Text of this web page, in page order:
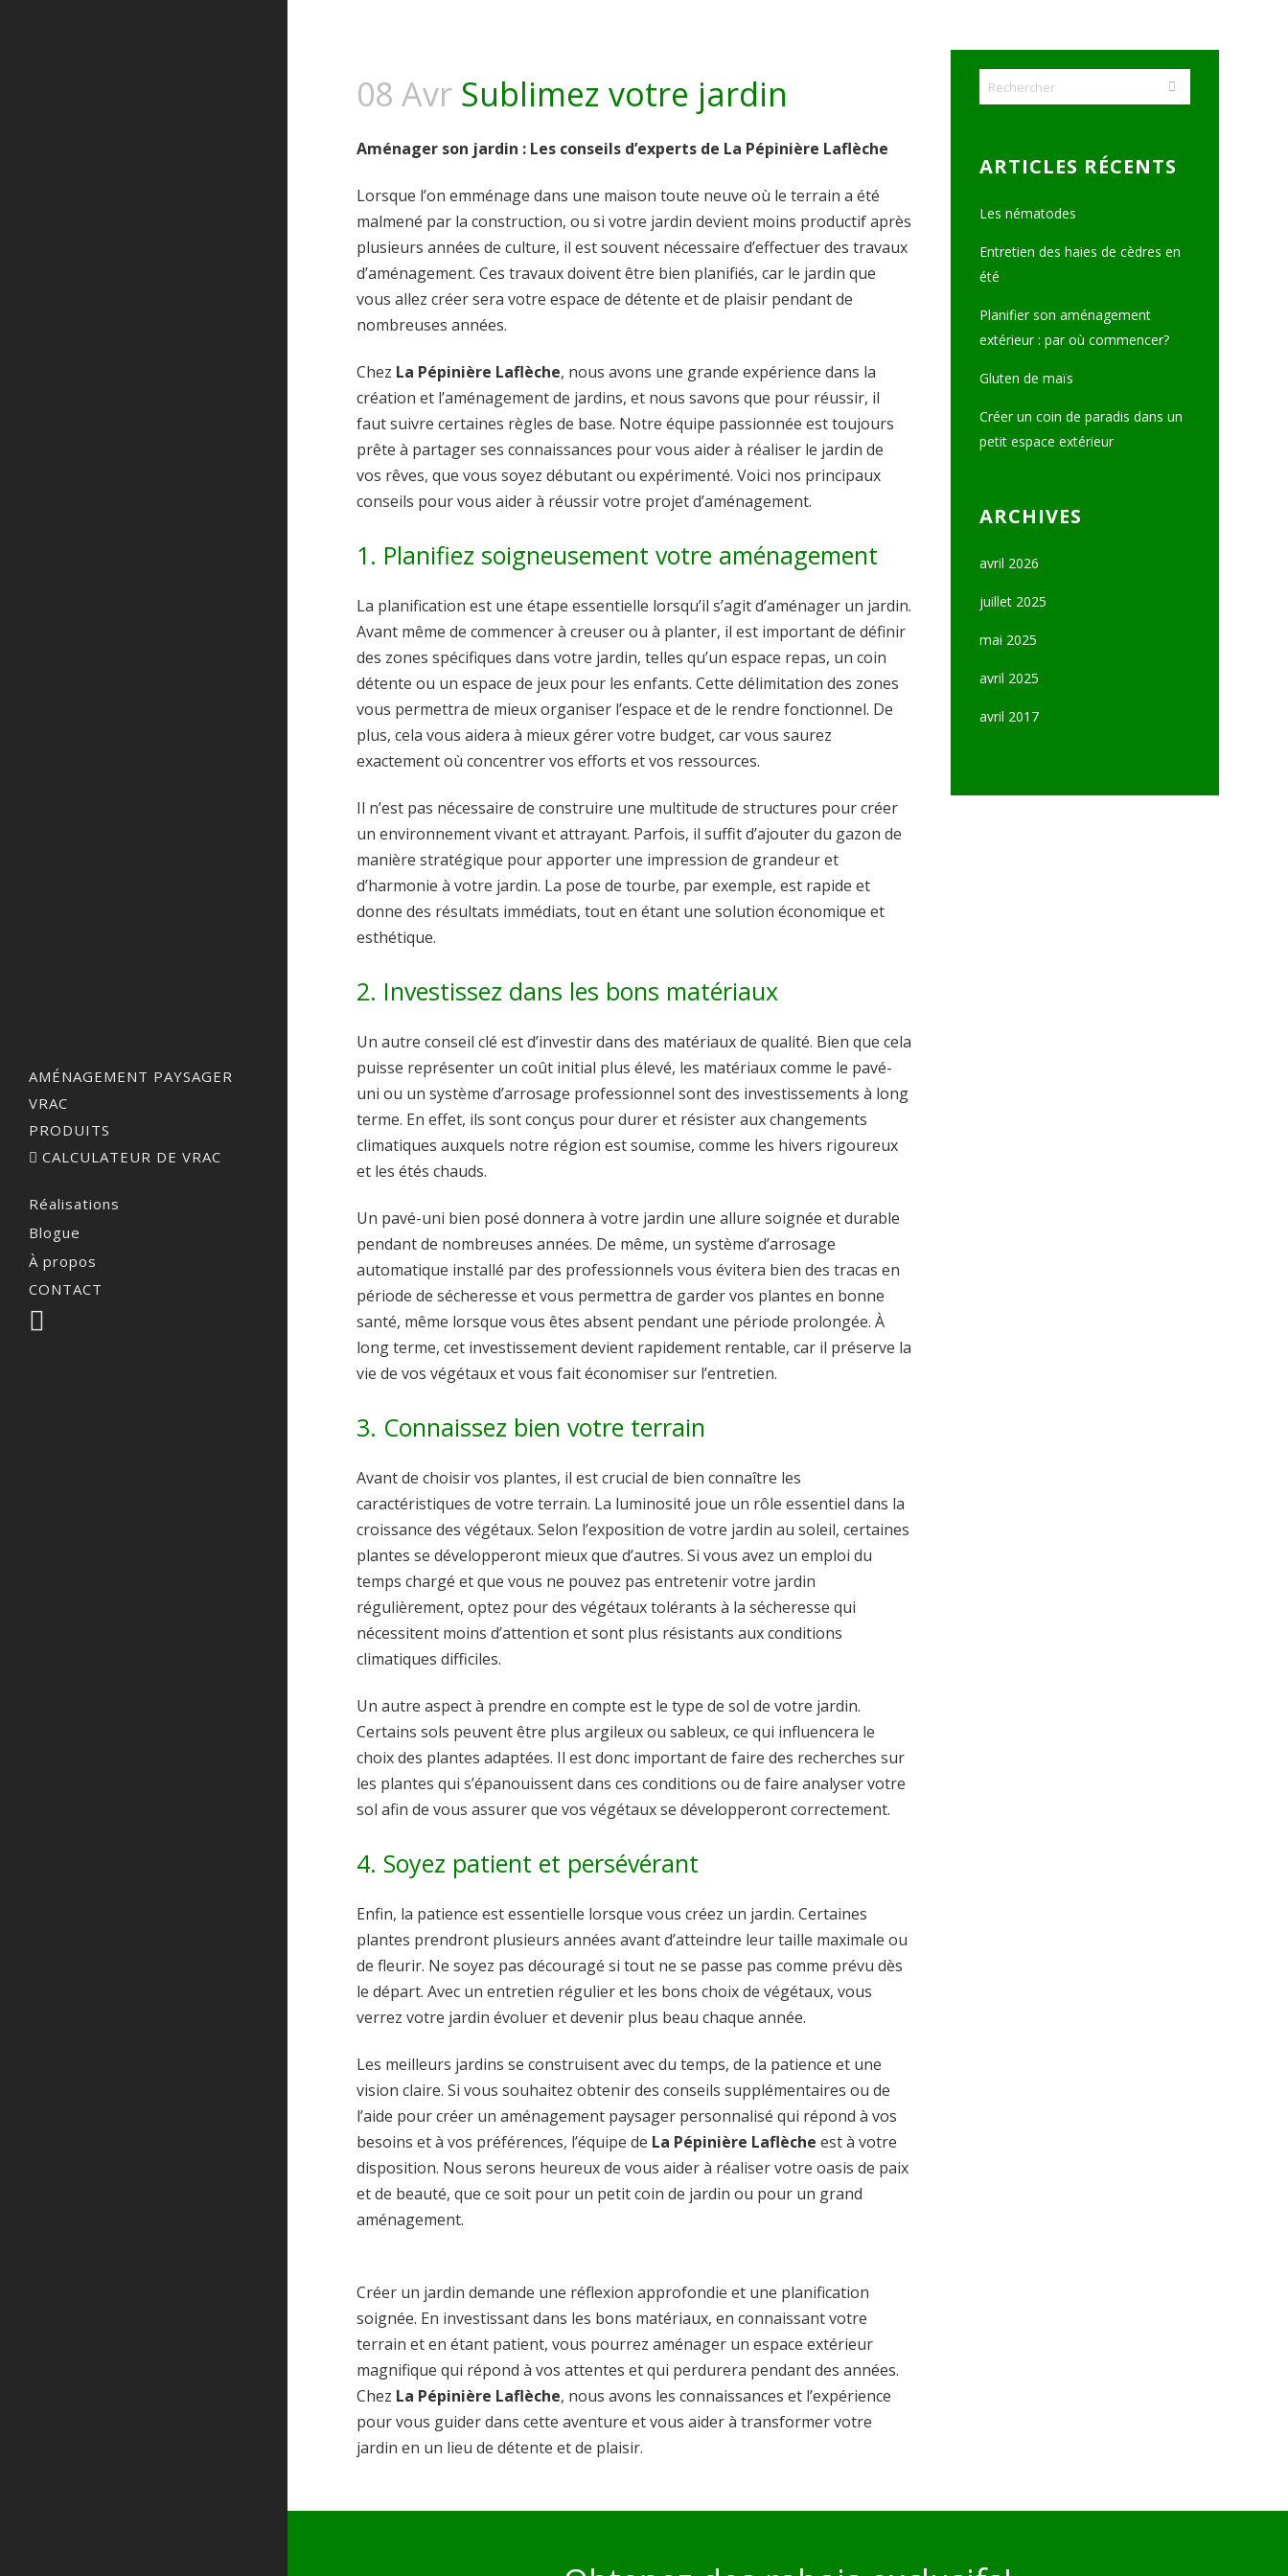
AMÉNAGEMENT PAYSAGER
VRAC
PRODUITS
CALCULATEUR DE VRAC
Réalisations
Blogue
À propos
CONTACT
08 Avr Sublimez votre jardin
Aménager son jardin : Les conseils d’experts de La Pépinière Laflèche
Lorsque l’on emménage dans une maison toute neuve où le terrain a été
malmené par la construction, ou si votre jardin devient moins productif après
plusieurs années de culture, il est souvent nécessaire d’effectuer des travaux
d’aménagement. Ces travaux doivent être bien planifiés, car le jardin que
vous allez créer sera votre espace de détente et de plaisir pendant de
nombreuses années.
Chez La Pépinière Laflèche, nous avons une grande expérience dans la
création et l’aménagement de jardins, et nous savons que pour réussir, il
faut suivre certaines règles de base. Notre équipe passionnée est toujours
prête à partager ses connaissances pour vous aider à réaliser le jardin de
vos rêves, que vous soyez débutant ou expérimenté. Voici nos principaux
conseils pour vous aider à réussir votre projet d’aménagement.
1. Planifiez soigneusement votre aménagement
La planification est une étape essentielle lorsqu’il s’agit d’aménager un jardin.
Avant même de commencer à creuser ou à planter, il est important de définir
des zones spécifiques dans votre jardin, telles qu’un espace repas, un coin
détente ou un espace de jeux pour les enfants. Cette délimitation des zones
vous permettra de mieux organiser l’espace et de le rendre fonctionnel. De
plus, cela vous aidera à mieux gérer votre budget, car vous saurez
exactement où concentrer vos efforts et vos ressources.
Il n’est pas nécessaire de construire une multitude de structures pour créer
un environnement vivant et attrayant. Parfois, il suffit d’ajouter du gazon de
manière stratégique pour apporter une impression de grandeur et
d’harmonie à votre jardin. La pose de tourbe, par exemple, est rapide et
donne des résultats immédiats, tout en étant une solution économique et
esthétique.
2. Investissez dans les bons matériaux
Un autre conseil clé est d’investir dans des matériaux de qualité. Bien que cela
puisse représenter un coût initial plus élevé, les matériaux comme le pavé-
uni ou un système d’arrosage professionnel sont des investissements à long
terme. En effet, ils sont conçus pour durer et résister aux changements
climatiques auxquels notre région est soumise, comme les hivers rigoureux
et les étés chauds.
Un pavé-uni bien posé donnera à votre jardin une allure soignée et durable
pendant de nombreuses années. De même, un système d’arrosage
automatique installé par des professionnels vous évitera bien des tracas en
période de sécheresse et vous permettra de garder vos plantes en bonne
santé, même lorsque vous êtes absent pendant une période prolongée. À
long terme, cet investissement devient rapidement rentable, car il préserve la
vie de vos végétaux et vous fait économiser sur l’entretien.
3. Connaissez bien votre terrain
Avant de choisir vos plantes, il est crucial de bien connaître les
caractéristiques de votre terrain. La luminosité joue un rôle essentiel dans la
croissance des végétaux. Selon l’exposition de votre jardin au soleil, certaines
plantes se développeront mieux que d’autres. Si vous avez un emploi du
temps chargé et que vous ne pouvez pas entretenir votre jardin
régulièrement, optez pour des végétaux tolérants à la sécheresse qui
nécessitent moins d’attention et sont plus résistants aux conditions
climatiques difficiles.
Un autre aspect à prendre en compte est le type de sol de votre jardin.
Certains sols peuvent être plus argileux ou sableux, ce qui influencera le
choix des plantes adaptées. Il est donc important de faire des recherches sur
les plantes qui s’épanouissent dans ces conditions ou de faire analyser votre
sol afin de vous assurer que vos végétaux se développeront correctement.
4. Soyez patient et persévérant
Enfin, la patience est essentielle lorsque vous créez un jardin. Certaines
plantes prendront plusieurs années avant d’atteindre leur taille maximale ou
de fleurir. Ne soyez pas découragé si tout ne se passe pas comme prévu dès
le départ. Avec un entretien régulier et les bons choix de végétaux, vous
verrez votre jardin évoluer et devenir plus beau chaque année.
Les meilleurs jardins se construisent avec du temps, de la patience et une
vision claire. Si vous souhaitez obtenir des conseils supplémentaires ou de
l’aide pour créer un aménagement paysager personnalisé qui répond à vos
besoins et à vos préférences, l’équipe de La Pépinière Laflèche est à votre
disposition. Nous serons heureux de vous aider à réaliser votre oasis de paix
et de beauté, que ce soit pour un petit coin de jardin ou pour un grand
aménagement.
Créer un jardin demande une réflexion approfondie et une planification
soignée. En investissant dans les bons matériaux, en connaissant votre
terrain et en étant patient, vous pourrez aménager un espace extérieur
magnifique qui répond à vos attentes et qui perdurera pendant des années.
Chez La Pépinière Laflèche, nous avons les connaissances et l’expérience
pour vous guider dans cette aventure et vous aider à transformer votre
jardin en un lieu de détente et de plaisir.
ARTICLES RÉCENTS
Les nématodes
Entretien des haies de cèdres en
été
Planifier son aménagement
extérieur : par où commencer?
Gluten de maïs
Créer un coin de paradis dans un
petit espace extérieur
ARCHIVES
avril 2026
juillet 2025
mai 2025
avril 2025
avril 2017